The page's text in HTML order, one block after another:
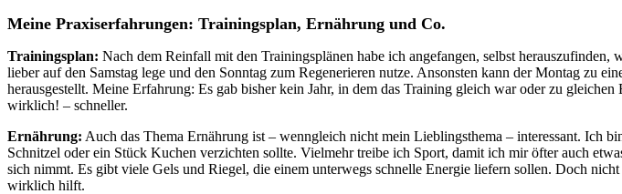
Meine Praxiserfahrungen: Trainingsplan, Ernährung und Co.
Trainingsplan: Nach dem Reinfall mit den Trainingsplänen habe ich angefangen, selbst
lieber auf den Samstag lege und den Sonntag zum Regenerieren nutze. Ansonsten kann der Montag zu
herausgestellt. Meine Erfahrung: Es gab bisher kein Jahr, in dem das Training gleich war oder zu
wirklich! – schneller.
Ernährung: Auch das Thema Ernährung ist – wenngleich nicht mein Lieblingsthema – interessant. Ich
Schnitzel oder ein Stück Kuchen verzichten sollte. Vielmehr treibe ich Sport, damit ich mir öfter auch
sich nimmt. Es gibt viele Gels und Riegel, die einem unterwegs schnelle Energie liefern sollen. Doch
wirklich hilft.